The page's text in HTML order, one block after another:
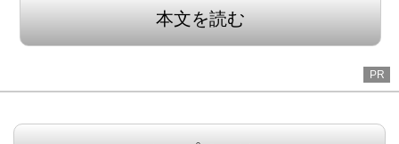
本文を読む
PR